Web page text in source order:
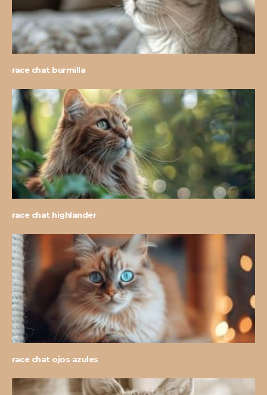
race chat burmilla
race chat highlander
race chat ojos azules